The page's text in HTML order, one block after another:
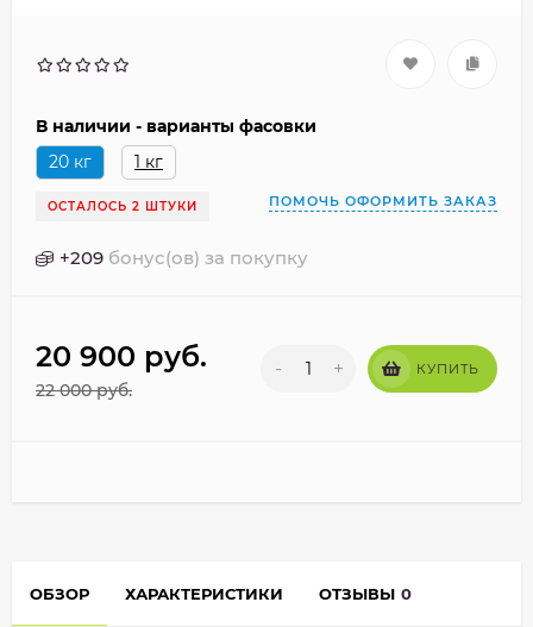
В наличии - варианты фасовки
20 кг
1 кг
ОСТАЛОСЬ 2 ШТУКИ ПОМОЧЬ ОФОРМИТЬ ЗАКАЗ
+209 бонус(ов) за покупку
20 900 руб.
22 000руб.
- + КУПИТЬ
ОБЗОР ХАРАКТЕРИСТИКИ ОТЗЫВЫ 0